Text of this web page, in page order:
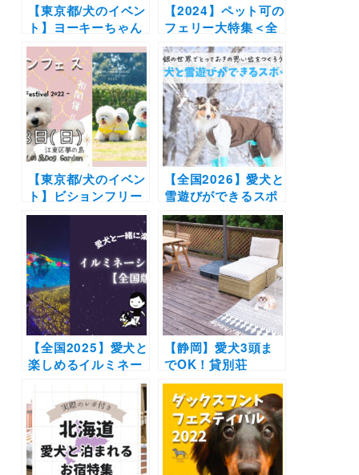
【東京都/犬のイベン
ト】ヨーキーちゃん
集まれ！マルシェや
ドッグランの他に楽
しいステージイベン
トも盛りだくさん！
「ヨーキーフェス
2022」（イーノの森
Dog Garden）5/22
開催
【2024】ペット可の
フェリー大特集＜全
24隻＞北海道から沖
縄までウィズペット
ルーム・ペットルー
ムで愛犬と非日常の
旅へ
【東京都/犬のイベン
ト】ビションフリー
ゼ大集合！マルシェ
やタイムレースに集
合写真イベントも
「ビションフリーゼ
フェスティバル
2022」（イーノの森
Dog Garden）10月
23日
【全国2026】愛犬と
雪遊びができるスポ
ット18選 | スキー場
のドッグランやスノ
シュー体験など白銀
の世界でとっておき
の思い出をつくろう
♪
【全国2025】愛犬と
楽しめるイルミネー
選！イベント情報も
満載 | わんこと冬の
特別な景色に会いに
行こう♪（おでかけ
レポートあり）
【静岡】愛犬3頭ま
でOK！貸別荘
「Cedar Retreat
House」2023年3月
オープン！最大5万
円相当の無料宿泊モ
ニターも募集中！